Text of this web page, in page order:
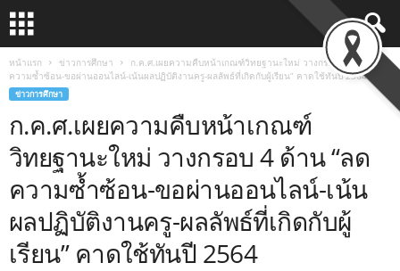
หน้าแรก ข่าวการศึกษา
ก.ค.ศ.เผยความคืบหน้าเกณฑ์วิทยฐานะใหม่ วางกรอบ 4 ด้าน “ลด
ความซ้ำซ้อน-ขอผ่านออนไลน์-เน้นผลปฏิบัติงานครู-ผลลัพธ์ที่เกิดกับผู้เรียน” คาดใช้ทันปี 2564
ข่าวการศึกษา
ก.ค.ศ.เผยความคืบหน้าเกณฑ์
วิทยฐานะใหม่ วางกรอบ 4 ด้าน “ลด
ความซ้ำซ้อน-ขอผ่านออนไลน์-เน้น
ผลปฏิบัติงานครู-ผลลัพธ์ที่เกิดกับผู้
เรียน” คาดใช้ทันปี 2564